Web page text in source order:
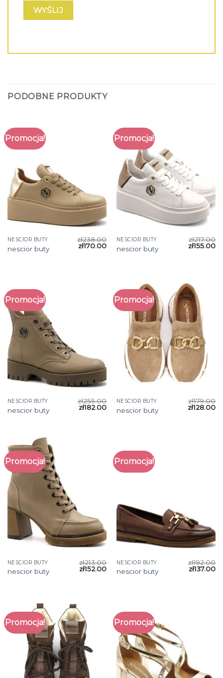
PODOBNE PRODUKTY
Promocja!
NESCIOR BUTY
nescior buty
zł238.00
zł170.00
Promocja!
NESCIOR BUTY
nescior buty
zł217.00
zł155.00
Promocja!
NESCIOR BUTY
nescior buty
zł255.00
zł182.00
Promocja!
NESCIOR BUTY
nescior buty
zł179.00
zł128.00
Promocja!
NESCIOR BUTY
nescior buty
zł213.00
zł152.00
Promocja!
NESCIOR BUTY
nescior buty
zł192.00
zł137.00
Promocja! Promocja!